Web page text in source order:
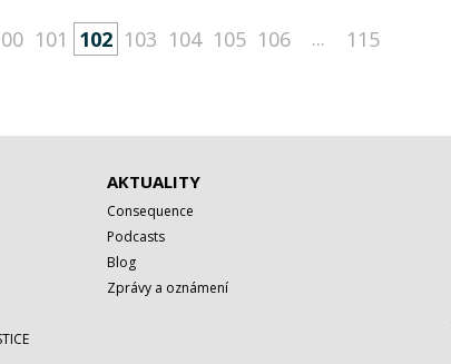
101 102 103 104 105 106 ... 115
AKTUALITY
Consequence
Podcasts
Blog
Zprávy a oznámení